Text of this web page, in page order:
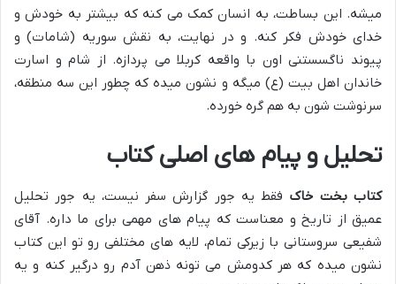
میشه. این بساطت، به انسان کمک می کنه که بیشتر به خودش و
خدای خودش فکر کنه. و در نهایت، به نقش سوریه (شامات) و
پیوند ناگسستنی اون با واقعه کربلا می پردازه. از شام و اسارت
خاندان اهل بیت (ع) میگه و نشون میده که چطور این سه منطقه،
سرنوشت شون به هم گره خورده.
تحلیل و پیام های اصلی کتاب
کتاب بخت خاک فقط یه جور گزارش سفر نیست، یه جور تحلیل
عمیق از تاریخ و معناست که پیام های مهمی برای ما داره. آقای
شفیعی سروستانی با زیرکی تمام، لایه های مختلفی رو تو این کتاب
نشون میده که هر کدومش می تونه ذهن آدم رو درگیر کنه و یه